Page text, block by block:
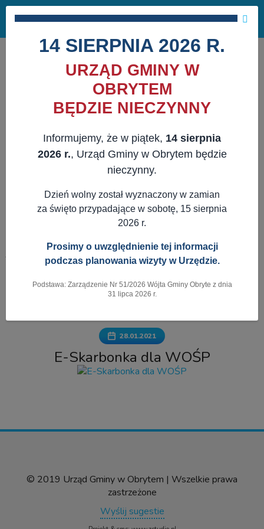
Masz pytania? 29 741 10 04
NAPISZ DO NAS
WWW.OBRYTE.PL AKTUALNOŚCI
Pokaż menu
28.01.2021
E-Skarbonka dla WOŚP
© 2019 Urząd Gminy w Obrytem | Wszelkie prawa
zastrzeżone
Wyślij sugestie
×
14 SIERPNIA 2026 R.
URZĄD GMINY W
OBRYTEM
BĘDZIE NIECZYNNY
Informujemy, że w piątek, 14 sierpnia
2026 r., Urząd Gminy w Obrytem będzie
nieczynny.
Dzień wolny został wyznaczony w zamian
za święto przypadające w sobotę, 15 sierpnia
2026 r.
Prosimy o uwzględnienie tej informacji
podczas planowania wizyty w Urzędzie.
Podstawa: Zarządzenie Nr 51/2026 Wójta Gminy Obryte z dnia
31 lipca 2026 r.